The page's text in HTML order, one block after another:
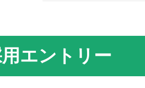
エントリー